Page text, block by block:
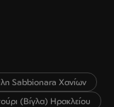
Sabbionara Χανίων
(Βίγλα) Ηρακλείου